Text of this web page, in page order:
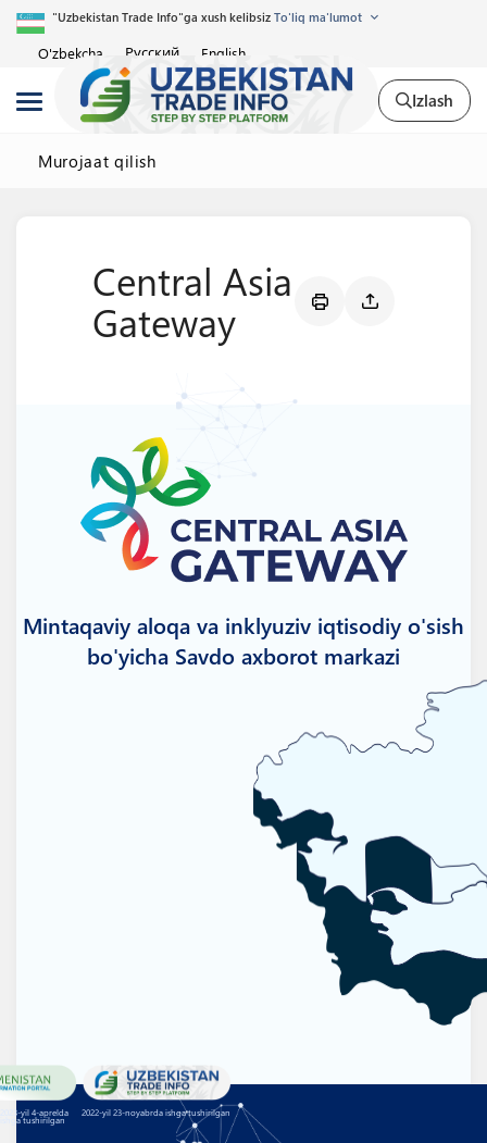
"Uzbekistan Trade Info"ga xush kelibsiz To'liq ma'lumot
O'zbekcha Русский English
Izlash
Murojaat qilish
Central Asia
Gateway
Mintaqaviy aloqa va inklyuziv iqtisodiy o'sish
bo'yicha Savdo axborot markazi
2023-yil 4-aprelda
ishga tushirilgan
2022-yil 23-noyabrda ishga tushirilgan